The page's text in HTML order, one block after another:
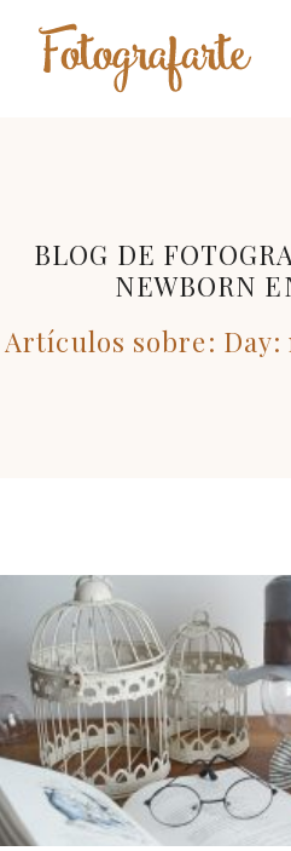
BLOG DE
NEWBORN
Artículos sobre: Day: